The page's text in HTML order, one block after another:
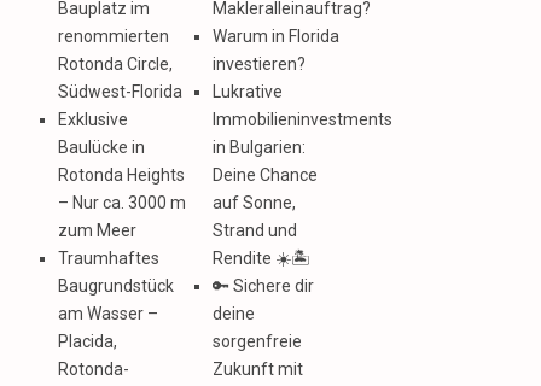
Bauplatz im
renommierten
Rotonda Circle,
Südwest-Florida
Exklusive
Baulücke in
Rotonda Heights
– Nur ca. 3000 m
zum Meer
Traumhaftes
Baugrundstück
am Wasser –
Placida,
Rotonda-
Makleralleinauftrag?
Warum in Florida
investieren?
Lukrative
Immobilieninvestments
in Bulgarien:
Deine Chance
auf Sonne,
Strand und
Rendite ☀️🏝️
🔑 Sichere dir
deine
sorgenfreie
Zukunft mit